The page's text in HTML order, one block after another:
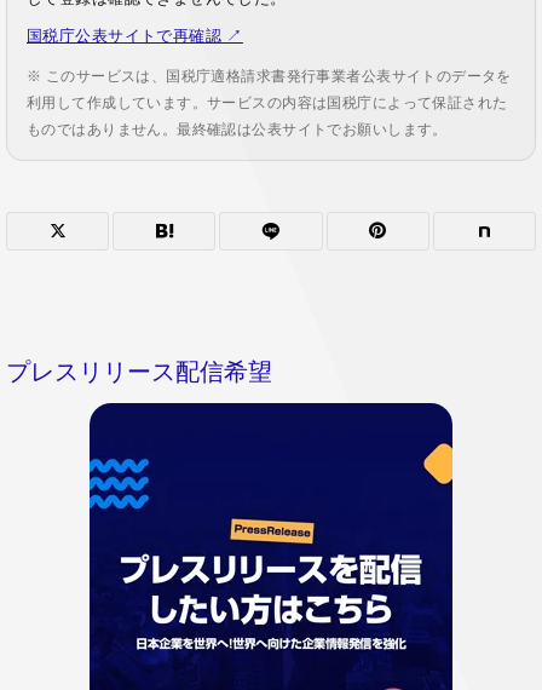
国税庁公表サイトで再確認 ↗
※ このサービスは、国税庁適格請求書発行事業者公表サイトのデータを
利用して作成しています。サービスの内容は国税庁によって保証された
ものではありません。最終確認は公表サイトでお願いします。
プレスリリース配信希望